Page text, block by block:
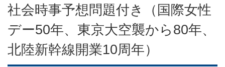
社会時事予想問題付き（国際女性
デー50年、東京大空襲から80年、
北陸新幹線開業10周年）